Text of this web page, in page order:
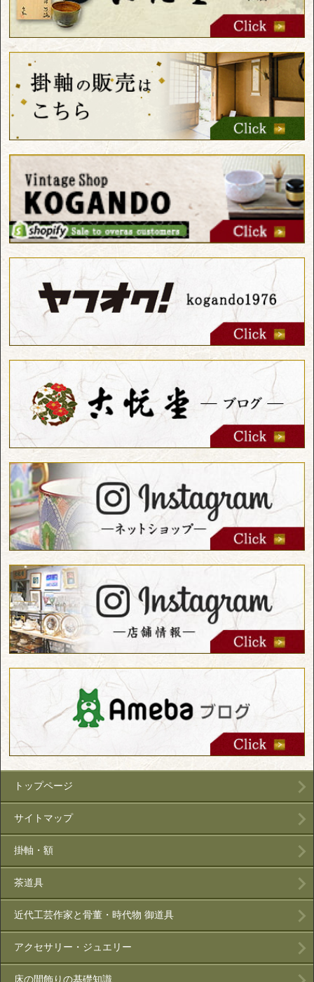
トップページ
サイトマップ
掛軸・額
茶道具
近代工芸作家と骨董・時代物 御道具
アクセサリー・ジュエリー
床の間飾りの基礎知識